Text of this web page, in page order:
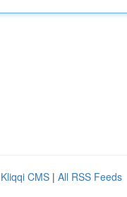
Kliqqi CMS | All RSS Feeds